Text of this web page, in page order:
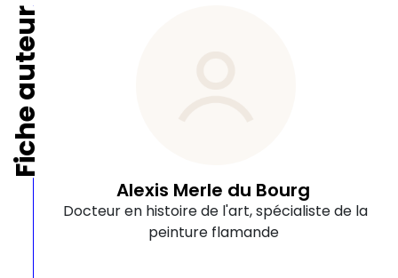
Fiche auteur
Alexis Merle du Bourg
Docteur en histoire de l'art, spécialiste de la
peinture flamande